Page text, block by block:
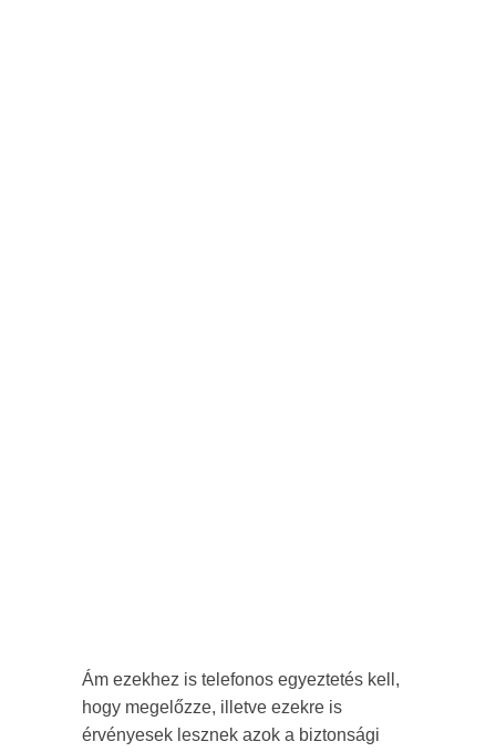
Ám ezekhez is telefonos egyeztetés kell,
hogy megelőzze, illetve ezekre is
érvényesek lesznek azok a biztonsági